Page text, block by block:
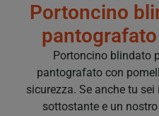
Portoncino
Portoncino blindato
pantografato con
sicurezza. Se anche tu
sottostante e un